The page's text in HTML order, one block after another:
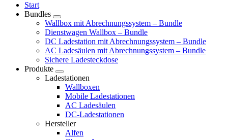
Start
Bundles
Wallbox mit Abrechnungssystem – Bundle
Dienstwagen Wallbox – Bundle
DC Ladestation mit Abrechnungssystem – Bundle
AC Ladesäulen mit Abrechnungssystem – Bundle
Sichere Ladesteckdose
Produkte
Ladestationen
Wallboxen
Mobile Ladestationen
AC Ladesäulen
DC-Ladestationen
Hersteller
Alfen